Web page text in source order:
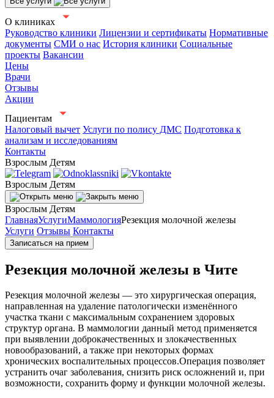
О клиниках
Руководство клиники Лицензии и сертификаты Нормативные
документы СМИ о нас История клиники Социальные
проекты Вакансии
Цены
Врачи
Отзывы
Акции
Пациентам
Налоговый вычет Услуги по полису ДМС Подготовка к
анализам и исследованиям
Контакты
Взрослым Детям
Взрослым Детям
Взрослым Детям
ГлавнаяУслугиМаммологияРезекция молочной железы
Услуги Отзывы Контакты
Записаться на прием
Резекция молочной железы в Чите
Резекция молочной железы — это хирургическая операция,
направленная на удаление патологически изменённого
участка ткани с максимальным сохранением здоровых
структур органа. В маммологии данный метод применяется
при выявлении доброкачественных и злокачественных
новообразований, а также при некоторых формах
хронических воспалительных процессов.Операция позволяет
устранить очаг заболевания, снизить риск осложнений и, при
возможности, сохранить форму и функции молочной железы.